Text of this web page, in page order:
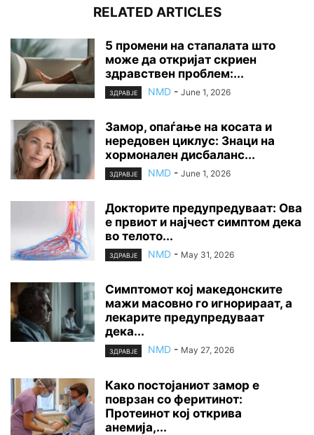
RELATED ARTICLES
5 промени на стапалата што
може да откријат скриен
здравствен проблем:...
ЗДРАВЈЕ NMD - June 1, 2026
Замор, опаѓање на косата и
нередовен циклус: Знаци на
хормонален дисбаланс...
ЗДРАВЈЕ NMD - June 1, 2026
Докторите предупредуваат: Ова
е првиот и најчест симптом дека
во телото...
ЗДРАВЈЕ NMD - May 31, 2026
Симптомот кој македонските
мажи масовно го игнорираат, а
лекарите предупредуваат
дека...
ЗДРАВЈЕ NMD - May 27, 2026
Како постојаниот замор е
поврзан со феритинот:
Протеинот кој открива
анемија,...